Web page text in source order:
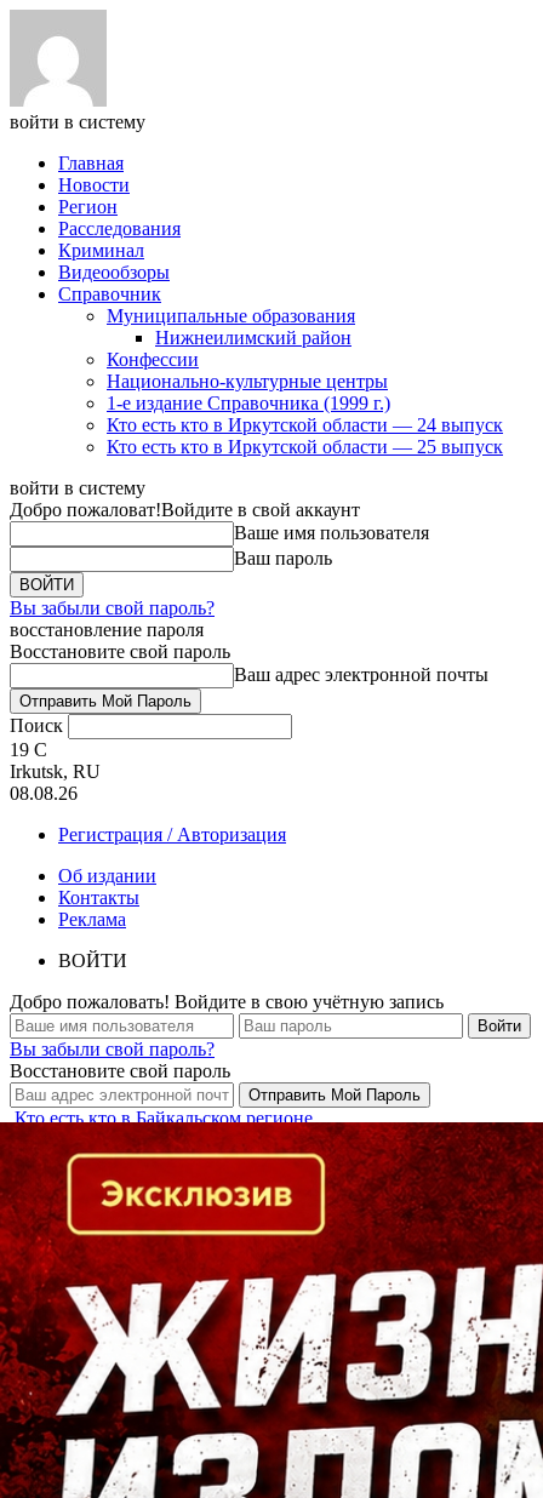
войти в систему
Главная
Новости
Регион
Расследования
Криминал
Видеообзоры
Справочник
Муниципальные образования
Нижнеилимский район
Конфессии
Национально-культурные центры
1-е издание Справочника (1999 г.)
Кто есть кто в Иркутской области — 24 выпуск
Кто есть кто в Иркутской области — 25 выпуск
войти в систему
Добро пожаловат!Войдите в свой аккаунт
Ваше имя пользователя
Ваш пароль
Вы забыли свой пароль?
восстановление пароля
Восстановите свой пароль
Ваш адрес электронной почты
Поиск
19 C
Irkutsk, RU
08.08.26
Регистрация / Авторизация
Об издании
Контакты
Реклама
ВОЙТИ
Добро пожаловать! Войдите в свою учётную запись
Вы забыли свой пароль?
Восстановите свой пароль
Кто есть кто в Байкальском регионе